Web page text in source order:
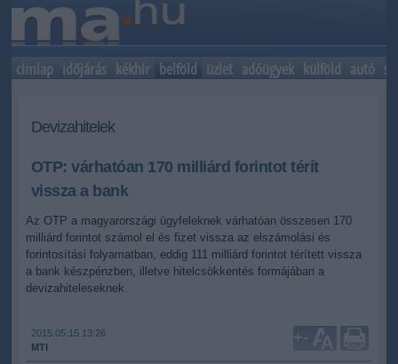
címlap időjárás kékhír belföld üzlet adóügyek külföld autó
Devizahitelek
OTP: várhatóan 170 milliárd forintot térít
vissza a bank
Az OTP a magyarországi ügyfeleknek várhatóan összesen 170
milliárd forintot számol el és fizet vissza az elszámolási és
forintosítási folyamatban, eddig 111 milliárd forintot térített vissza
a bank készpénzben, illetve hitelcsökkentés formájában a
devizahiteleseknek.
2015.05.15 13:26
MTI
+-